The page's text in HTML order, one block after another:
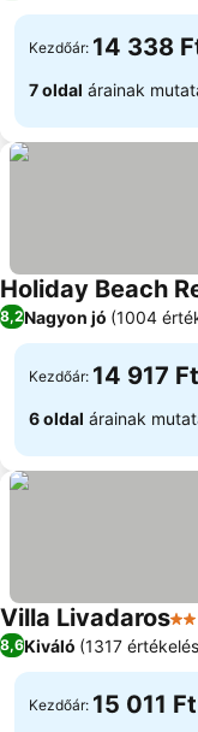
Kezdőár: 14 338
7 oldal árainak
Holiday Beach
8,2Nagyon jó (1004
Kezdőár: 14 917 Ft
6 oldal árainak
Villa Livadaros2
8,6Kiváló (1317
Kezdőár: 15 011 Ft